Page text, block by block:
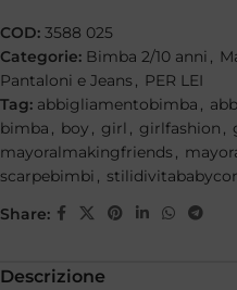
COD: 3588 025
Categorie: Bimba 2/10 anni ,
Pantaloni e Jeans , PER LEI
Tag: abbigliamentobimba ,
bimba , boy , girl , girlfashion ,
mayoralmakingfriends ,
scarpebimbi ,
Share:
Descrizione